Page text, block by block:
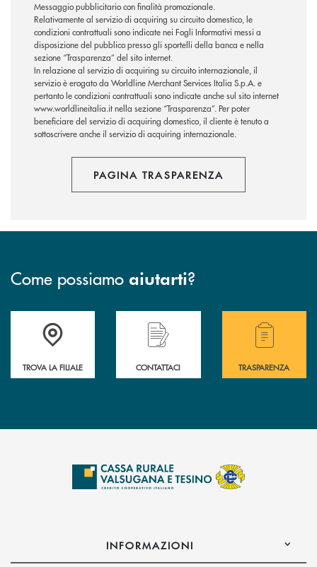
Messaggio pubblicitario con finalità promozionale.
Relativamente al servizio di acquiring su circuito domestico, le
condizioni contrattuali sono indicate nei Fogli Informativi messi a
disposizione del pubblico presso gli sportelli della banca e nella
sezione “Trasparenza” del sito internet.
In relazione al servizio di acquiring su circuito internazionale, il
servizio è erogato da Worldline Merchant Services Italia S.p.A. e
pertanto le condizioni contrattuali sono indicate anche sul sito internet
www.worldlineitalia.it nella sezione “Trasparenza”. Per poter
beneficiare del servizio di acquiring domestico, il cliente è tenuto a
sottoscrivere anche il servizio di acquiring internazionale.
PAGINA TRASPARENZA
Come possiamo aiutarti?
Accedi all' elenco completo delle filiali .
TROVA LA FILIALE
Hai bisogno di assistenza immediata?
CONTATTACI
Hai bisogno di
TRASPARENZA
INFORMAZIONI